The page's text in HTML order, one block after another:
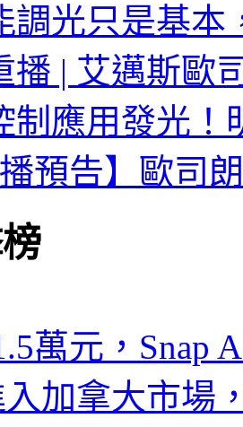
調光只是基本
播 | 艾邁斯歐
制應用發光！
播預告】歐司
萬元，Snap
加拿大市場